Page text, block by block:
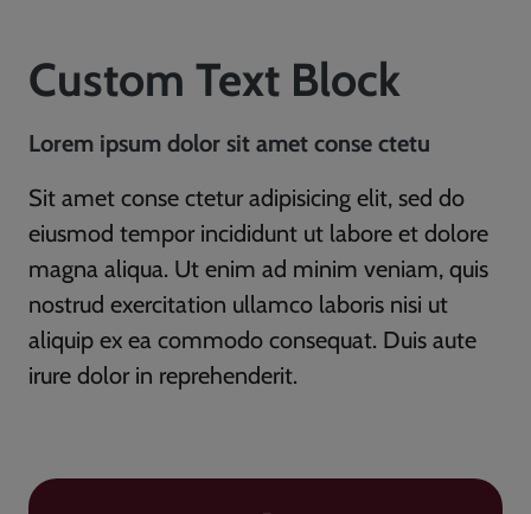
Custom Text Block
Lorem ipsum dolor sit amet conse ctetu
Sit amet conse ctetur adipisicing elit, sed do
eiusmod tempor incididunt ut labore et dolore
magna aliqua. Ut enim ad minim veniam, quis
nostrud exercitation ullamco laboris nisi ut
aliquip ex ea commodo consequat. Duis aute
irure dolor in reprehenderit.